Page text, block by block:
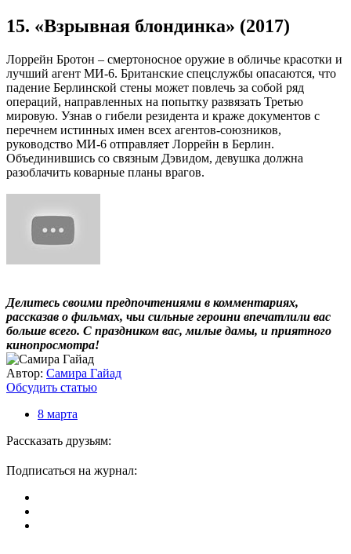
15. «Взрывная блондинка» (2017)
Лоррейн Бротон – смертоносное оружие в обличье красотки и
лучший агент МИ-6. Британские спецслужбы опасаются, что
падение Берлинской стены может повлечь за собой ряд
операций, направленных на попытку развязать Третью
мировую. Узнав о гибели резидента и краже документов с
перечнем истинных имен всех агентов-союзников,
руководство МИ-6 отправляет Лоррейн в Берлин.
Объединившись со связным Дэвидом, девушка должна
разоблачить коварные планы врагов.
Делитесь своими предпочтениями в комментариях,
рассказав о фильмах, чьи сильные героини впечатлили вас
больше всего. С праздником вас, милые дамы, и приятного
кинопросмотра!
Автор: Самира Гайад
Обсудить статью
8 марта
Рассказать друзьям:
Подписаться на журнал: